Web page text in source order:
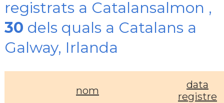
registrats a Catalansalmon ,
30 dels quals a Catalans a
Galway, Irlanda
nom
data
registre